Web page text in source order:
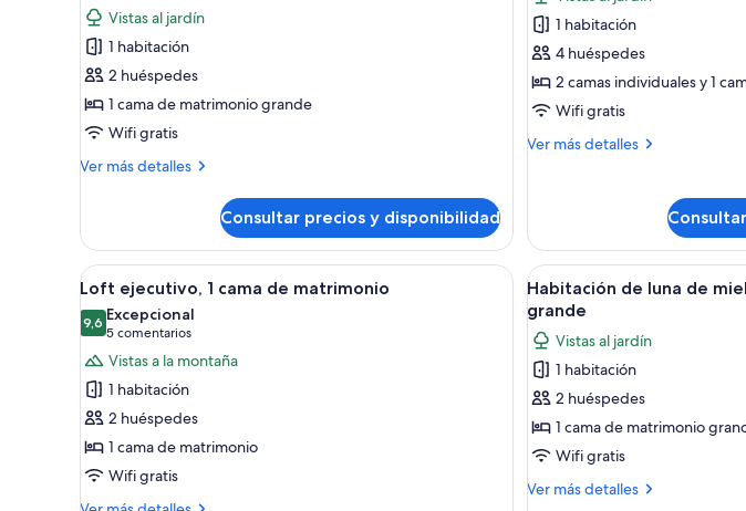
de
Loft
ejecutivo,
1
cama
de
matrimonio
una
planta
alta
Vistas al jardín
1 habitación
2 huéspedes
1 cama de matrimonio grande
Wifi gratis
Ver más detalles
Más
ejecutivo,
cama
matrimonio
grande,
en
una
planta
alta
Consultar precios y disponibilidad
de
Suite
ejecutiva,
varias
camas
1 habitación
4 huéspedes
2 camas individuales y 1
Wifi gratis
Ver más detalles
Más
varias
camas
Abrir
todas
las
fotos
de
Loft
ejecutivo,
1
cama
de
Un amplio salón con una escalera que sube a un altillo, una cocina y
14
Loft ejecutivo, 1 cama de matrimonio
9,69,6 de 10
Excepcional
5 comentarios
(5 comentarios)
Vistas a la montaña
1 habitación
2 huéspedes
1 cama de matrimonio
Wifi gratis
Abrir
todas
las
fotos
de
Habitación
de
luna
de
3
Habitación de luna de
grande
Vistas al jardín
1 habitación
2 huéspedes
1 cama de matrimonio
Wifi gratis
Ver más detalles
Más